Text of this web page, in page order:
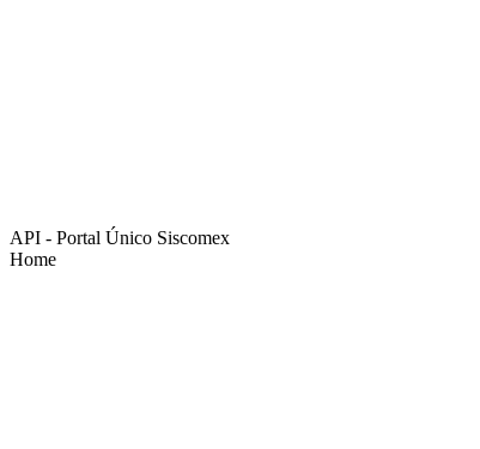
API - Portal Único Siscomex
Home